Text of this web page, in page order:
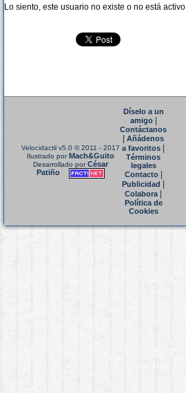
Lo siento, este usuario no existe o no está activo
Velocidactil v5.0 © 2011 - 2017
Ilustrado porMach&Guito
Desarrollado porCésar
Patiño
Díselo a un
amigo|
Contáctanos
Añádenos
a favoritos
Términos
legales
Contacto|
Publicidad
Colabora|
Política de
Cookies